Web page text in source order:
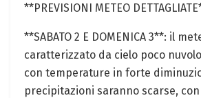
**PREVISIONI METEO
**SABATO 2 E DOMENICA 3**: il
caratterizzato da cielo⁣ poco
con temperature in forte
precipitazioni saranno scarse,